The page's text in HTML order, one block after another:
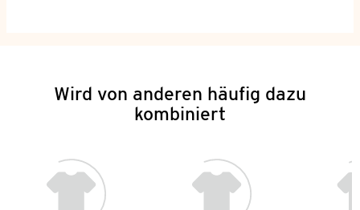
Wird von anderen häufig dazu
kombiniert